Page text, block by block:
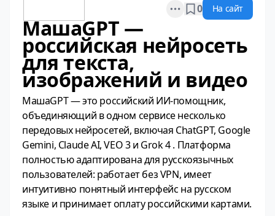
Open options
0 На сайт
МашаGPT —
российская нейросеть
для текста,
изображений и видео
МашаGPT — это российский ИИ-помощник,
объединяющий в одном сервисе несколько
передовых нейросетей, включая ChatGPT, Google
Gemini, Claude AI, VEO 3 и Grok 4 . Платформа
полностью адаптирована для русскоязычных
пользователей: работает без VPN, имеет
интуитивно понятный интерфейс на русском
языке и принимает оплату российскими картами.